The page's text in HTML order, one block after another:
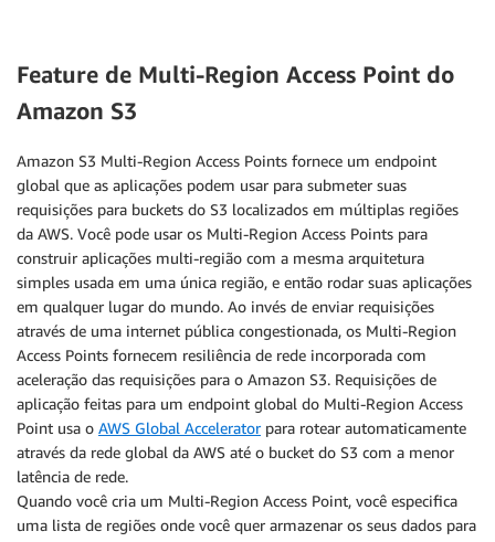
Feature de Multi-Region Access Point do
Amazon S3
Amazon S3 Multi-Region Access Points fornece um endpoint
global que as aplicações podem usar para submeter suas
requisições para buckets do S3 localizados em múltiplas regiões
da AWS. Você pode usar os Multi-Region Access Points para
construir aplicações multi-região com a mesma arquitetura
simples usada em uma única região, e então rodar suas aplicações
em qualquer lugar do mundo. Ao invés de enviar requisições
através de uma internet pública congestionada, os Multi-Region
Access Points fornecem resiliência de rede incorporada com
aceleração das requisições para o Amazon S3. Requisições de
aplicação feitas para um endpoint global do Multi-Region Access
Point usa o AWS Global Acceleratorpara rotear automaticamente
através da rede global da AWS até o bucket do S3 com a menor
latência de rede.
Quando você cria um Multi-Region Access Point, você especifica
uma lista de regiões onde você quer armazenar os seus dados para